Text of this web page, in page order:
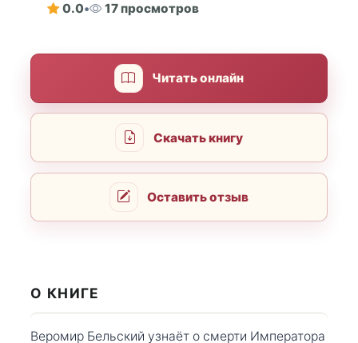
0.0• 17 просмотров
Читать онлайн
Скачать книгу
Оставить отзыв
О КНИГЕ
Веромир Бельский узнаёт о смерти Императора